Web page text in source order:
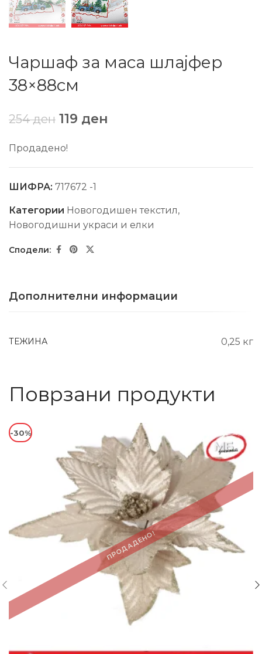
Чаршаф за маса шлајфер
38×88см
254ден 119 ден
Продадено!
ШИФРА: 717672 -1
Категории Новогодишен текстил,
Новогодишни украси и елки
Дополнителни информации
ТЕЖИНА 0,25 кг
Поврзани продукти
ПРОДАДЕНО!
-30%